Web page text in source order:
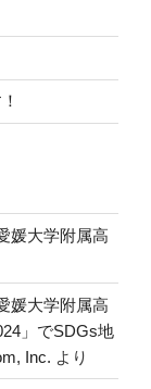
媛大学附属高
媛大学附属高
」でSDGs地
Inc. より